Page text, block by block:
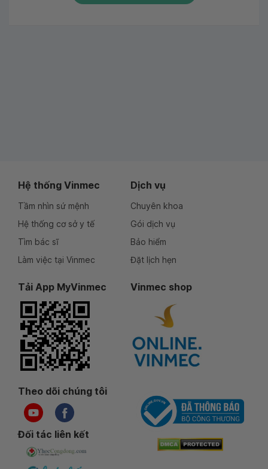
Hệ thống Vinmec
Tầm nhìn sứ mệnh
Hệ thống cơ sở y tế
Tìm bác sĩ
Làm việc tại Vinmec
Dịch vụ
Chuyên khoa
Gói dịch vụ
Bảo hiểm
Đặt lịch hẹn
Tải App MyVinmec Vinmec shop
Theo dõi chúng tôi
Đối tác liên kết